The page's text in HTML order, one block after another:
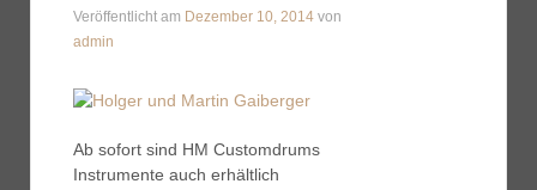
Veröffentlicht am Dezember 10, 2014 von
admin
Ab sofort sind HM Customdrums
Instrumente auch erhältlich